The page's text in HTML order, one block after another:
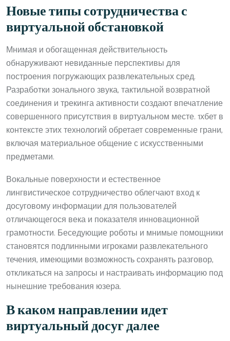
Новые типы сотрудничества с
виртуальной обстановкой
Мнимая и обогащенная действительность
обнаруживают невиданные перспективы для
построения погружающих развлекательных сред.
Разработки зонального звука, тактильной возвратной
соединения и трекинга активности создают впечатление
совершенного присутствия в виртуальном месте. 1хбет в
контексте этих технологий обретает современные грани,
включая материальное общение с искусственными
предметами.
Вокальные поверхности и естественное
лингвистическое сотрудничество облегчают вход к
досуговому информации для пользователей
отличающегося века и показателя инновационной
грамотности. Беседующие роботы и мнимые помощники
становятся подлинными игроками развлекательного
течения, имеющими возможность сохранять разговор,
откликаться на запросы и настраивать информацию под
нынешние требования юзера.
В каком направлении идет
виртуальный досуг далее